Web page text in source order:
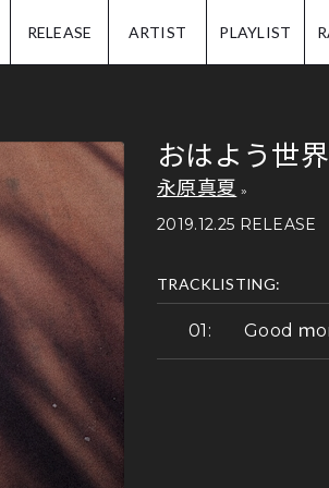
RELEASE ARTIST PLAYLIST
おはよう世界
永原真夏
2019.12.25 RELEASE
TRACKLISTING:
Good ｍ